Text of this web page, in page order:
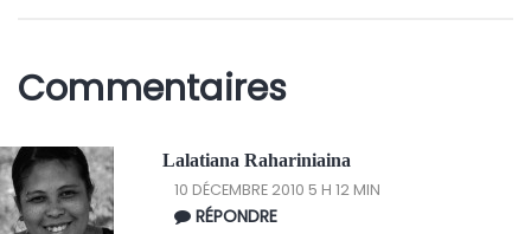
Commentaires
Lalatiana Rahariniaina
10 DÉCEMBRE 2010 5 H 12 MIN
RÉPONDRE